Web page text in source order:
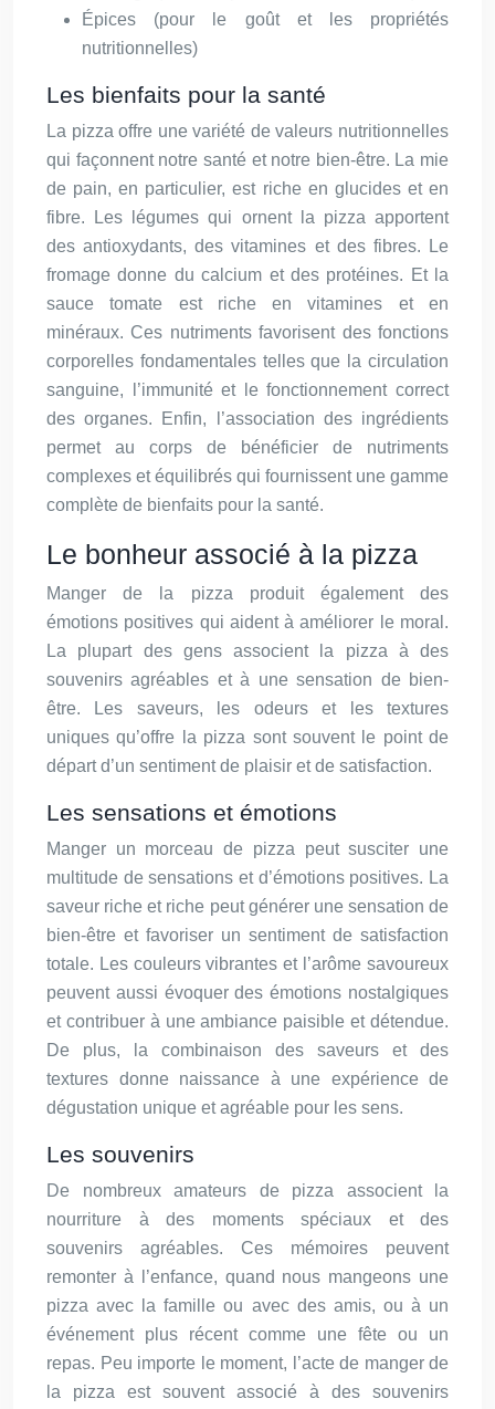
Épices (pour le goût et les propriétés
nutritionnelles)
Les bienfaits pour la santé
La pizza offre une variété de valeurs nutritionnelles
qui façonnent notre santé et notre bien-être. La mie
de pain, en particulier, est riche en glucides et en
fibre. Les légumes qui ornent la pizza apportent
des antioxydants, des vitamines et des fibres. Le
fromage donne du calcium et des protéines. Et la
sauce tomate est riche en vitamines et en
minéraux. Ces nutriments favorisent des fonctions
corporelles fondamentales telles que la circulation
sanguine, l’immunité et le fonctionnement correct
des organes. Enfin, l’association des ingrédients
permet au corps de bénéficier de nutriments
complexes et équilibrés qui fournissent une gamme
complète de bienfaits pour la santé.
Le bonheur associé à la pizza
Manger de la pizza produit également des
émotions positives qui aident à améliorer le moral.
La plupart des gens associent la pizza à des
souvenirs agréables et à une sensation de bien-
être. Les saveurs, les odeurs et les textures
uniques qu’offre la pizza sont souvent le point de
départ d’un sentiment de plaisir et de satisfaction.
Les sensations et émotions
Manger un morceau de pizza peut susciter une
multitude de sensations et d’émotions positives. La
saveur riche et riche peut générer une sensation de
bien-être et favoriser un sentiment de satisfaction
totale. Les couleurs vibrantes et l’arôme savoureux
peuvent aussi évoquer des émotions nostalgiques
et contribuer à une ambiance paisible et détendue.
De plus, la combinaison des saveurs et des
textures donne naissance à une expérience de
dégustation unique et agréable pour les sens.
Les souvenirs
De nombreux amateurs de pizza associent la
nourriture à des moments spéciaux et des
souvenirs agréables. Ces mémoires peuvent
remonter à l’enfance, quand nous mangeons une
pizza avec la famille ou avec des amis, ou à un
événement plus récent comme une fête ou un
repas. Peu importe le moment, l’acte de manger de
la pizza est souvent associé à des souvenirs